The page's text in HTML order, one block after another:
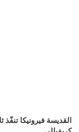
القديسة فيرونيكا تنفّذ